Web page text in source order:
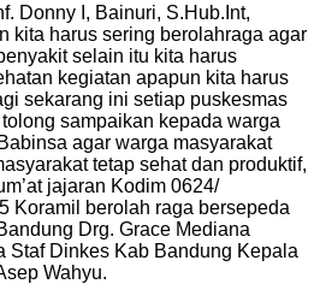
Donny I, Bainuri, S.Hub.Int,
kita harus sering berolahraga agar
selain itu kita harus
kegiatan apapun kita harus
sekarang ini setiap puskesmas
sampaikan kepada warga
agar warga masyarakat
tetap sehat dan produktif,
jajaran Kodim 0624/
Koramil berolah raga bersepeda
Drg. Grace Mediana
Staf Dinkes Kab Bandung Kepala
Wahyu.